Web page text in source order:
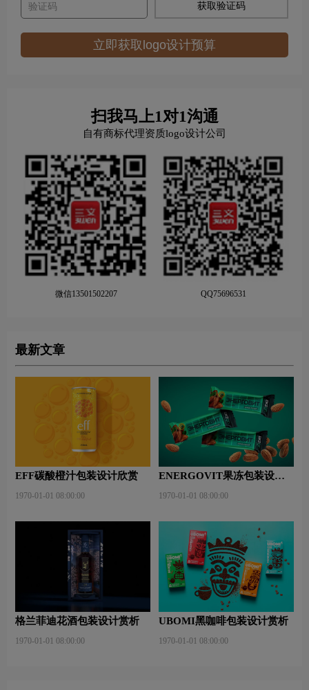
获取验证码
立即获取logo设计预算
扫我马上1对1沟通
自有商标代理资质logo设计公司
微信13501502207 QQ75696531
最新文章
EFF碳酸橙汁包装设计欣赏
1970-01-01 08:00:00
ENERGOVIT果冻包装设计
1970-01-01 08:00:00
格兰菲迪花酒包装设计赏析
1970-01-01 08:00:00
UBOMI黑咖啡包装设计赏析
1970-01-01 08:00:00